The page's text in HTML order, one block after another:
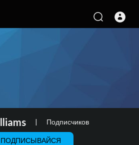
| Подписчиков
ПОДПИСЫВАЙСЯ